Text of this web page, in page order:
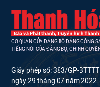
CƠ QUAN CỦA ĐẢNG BỘ ĐẢNG CỘNG
TIẾNG NÓI CỦA ĐẢNG BỘ, CHÍNH
Giấy phép số: 383/GP-
ngày 29 tháng 07 năm 2022.